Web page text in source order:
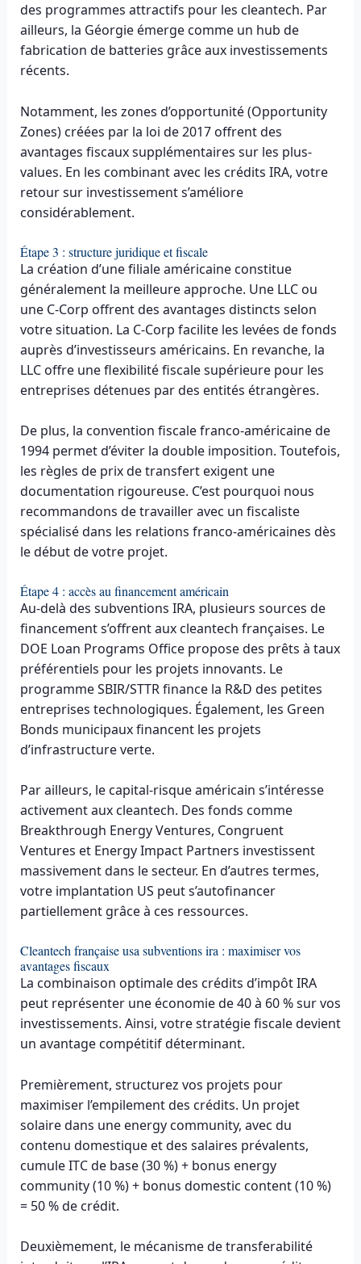
des programmes attractifs pour les cleantech. Par
ailleurs, la Géorgie émerge comme un hub de
fabrication de batteries grâce aux investissements
récents.
Notamment, les zones d’opportunité (Opportunity
Zones) créées par la loi de 2017 offrent des
avantages fiscaux supplémentaires sur les plus-
values. En les combinant avec les crédits IRA, votre
retour sur investissement s’améliore
considérablement.
Étape 3 : structure juridique et fiscale
La création d’une filiale américaine constitue
généralement la meilleure approche. Une LLC ou
une C-Corp offrent des avantages distincts selon
votre situation. La C-Corp facilite les levées de fonds
auprès d’investisseurs américains. En revanche, la
LLC offre une flexibilité fiscale supérieure pour les
entreprises détenues par des entités étrangères.
De plus, la convention fiscale franco-américaine de
1994 permet d’éviter la double imposition. Toutefois,
les règles de prix de transfert exigent une
documentation rigoureuse. C’est pourquoi nous
recommandons de travailler avec un fiscaliste
spécialisé dans les relations franco-américaines dès
le début de votre projet.
Étape 4 : accès au financement américain
Au-delà des subventions IRA, plusieurs sources de
financement s’offrent aux cleantech françaises. Le
DOE Loan Programs Office propose des prêts à taux
préférentiels pour les projets innovants. Le
programme SBIR/STTR finance la R&D des petites
entreprises technologiques. Également, les Green
Bonds municipaux financent les projets
d’infrastructure verte.
Par ailleurs, le capital-risque américain s’intéresse
activement aux cleantech. Des fonds comme
Breakthrough Energy Ventures, Congruent
Ventures et Energy Impact Partners investissent
massivement dans le secteur. En d’autres termes,
votre implantation US peut s’autofinancer
partiellement grâce à ces ressources.
Cleantech française usa subventions ira : maximiser vos
avantages fiscaux
La combinaison optimale des crédits d’impôt IRA
peut représenter une économie de 40 à 60 % sur vos
investissements. Ainsi, votre stratégie fiscale devient
un avantage compétitif déterminant.
Premièrement, structurez vos projets pour
maximiser l’empilement des crédits. Un projet
solaire dans une energy community, avec du
contenu domestique et des salaires prévalents,
cumule ITC de base (30 %) + bonus energy
community (10 %) + bonus domestic content (10 %)
= 50 % de crédit.
Deuxièmement, le mécanisme de transferabilité